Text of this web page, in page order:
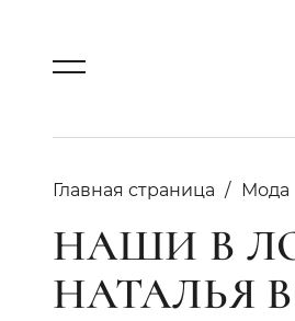
Главная страница Мода
НАШИ В
НАТАЛЬЯ